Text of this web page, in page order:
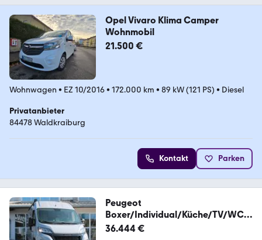
Opel Vivaro Klima Camper
Wohnmobil
21.500 €
Wohnwagen • EZ 10/2016• 172.000 km • 89 kW (121 PS) • Diesel
Privatanbieter
84478 Waldkraiburg
Kontakt Parken
Peugeot
Boxer/Individual/Küche/TV/WC/
Solar/Markisse/Spur
36.444 €